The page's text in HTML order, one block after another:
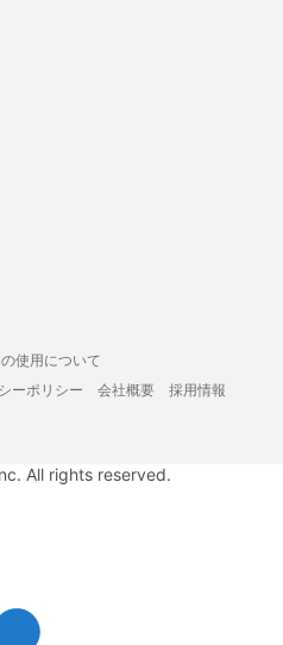
使用について
ーポリシー 会社概要
採用情報
All rights reserved.